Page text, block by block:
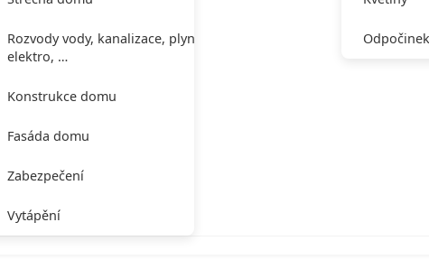
Rozvody vody, kanalizace, plynu,
elektro, …
Konstrukce domu
Fasáda domu
Zabezpečení
Vytápění